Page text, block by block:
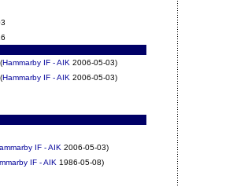
Hammarby IF - AIK 2006-05-03)
Hammarby IF - AIK 2006-05-03)
IF - AIK 2006-05-03)
IF - AIK 1986-05-08)